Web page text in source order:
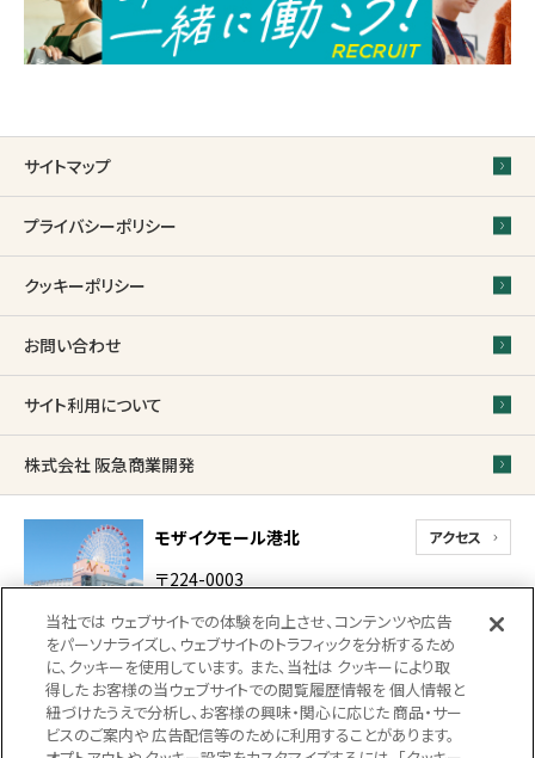
サイトマップ
プライバシーポリシー
クッキーポリシー
お問い合わせ
サイト利用について
株式会社 阪急商業開発
モザイクモール港北 アクセス
〒224-0003
中川中央1-31-1-2
代表電話
0570-022-317（受付 10時 〜 18時）
18時以降、館内での落とし物・忘れ物のお問い合
当社では ウェブサイトでの体験を向上させ、コンテンツや広告
をパーソナライズし、ウェブサイトのトラフィックを分析するため
に、クッキーを使用しています。 また、当社は クッキーにより取
得した お客様の当ウェブサイトでの閲覧履歴情報を 個人情報と
紐づけたうえで分析し、お客様の興味・関心に応じた 商品・サー
ビスのご案内や 広告配信等のために利用することがあります。